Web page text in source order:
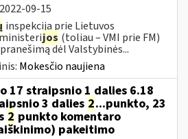
2022-09-15
inspekcija prie Lietuvos
jos (toliau – VMI prie FM)
dėl Valstybinės...
Mokesčio naujiena
17 straipsnio 1 dalies 6.18
3 dalies 2...punkto, 23
2 punkto komentaro
pakeitimo